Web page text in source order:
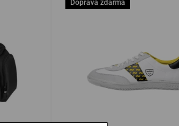
Doprava zdarma